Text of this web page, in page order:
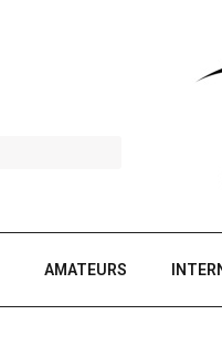
AMATEURS